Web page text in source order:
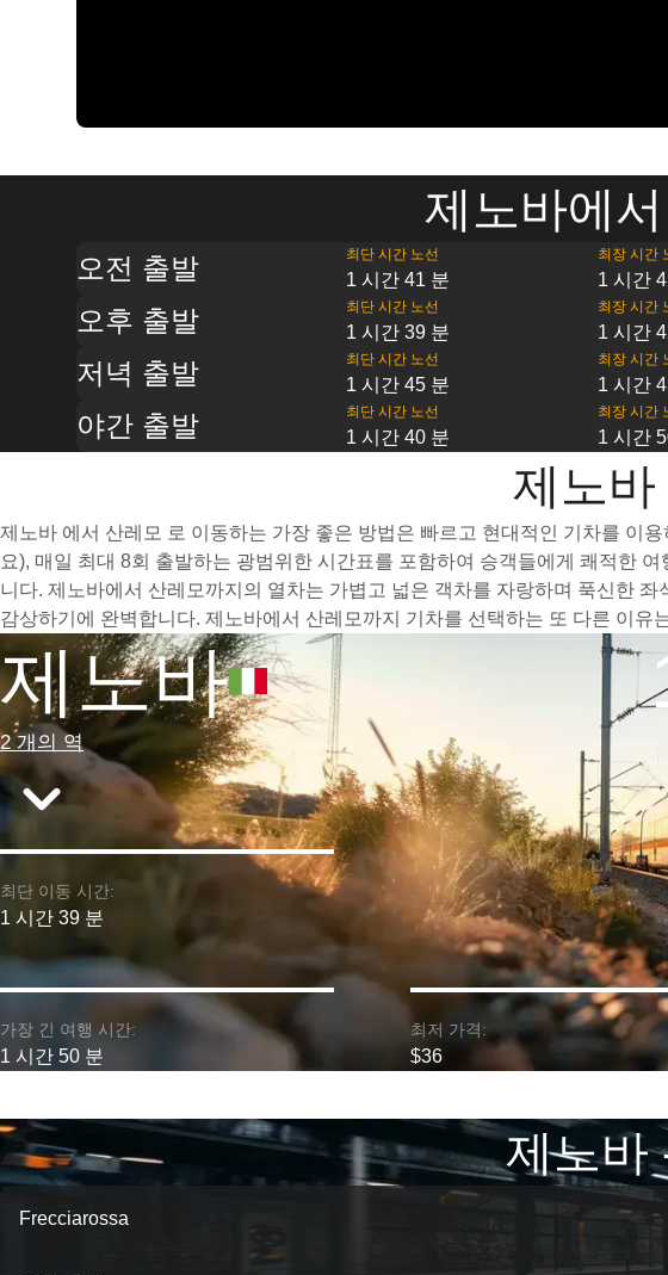
제노바에
오전 출발 최단 시간 노선
1 시간 41 분
최장 시간
1 시간
오후 출발 최단 시간 노선
1 시간 39 분
최장 시간
1 시간
저녁 출발 최단 시간 노선
1 시간 45 분
최장 시간
1 시간
야간 출발 최단 시간 노선
1 시간 40 분
최장 시간
1 시간
제노
제노바 에서 산레모 로 이동하는 가장 좋은 방법은 빠르고 현대적인 기차를 이
요), 매일 최대 8회 출발하는 광범위한 시간표를 포함하여 승객들에게 쾌적한
니다. 제노바에서 산레모까지의 열차는 가볍고 넓은 객차를 자랑하며 푹신한
감상하기에 완벽합니다. 제노바에서 산레모까지 기차를 선택하는 또 다른 이
제노바
2 개의 역
최단 이동 시간:
1 시간 39 분
가장 긴 여행 시간:
1 시간 50 분
최저 가격:
$36
제노바
Frecciarossa